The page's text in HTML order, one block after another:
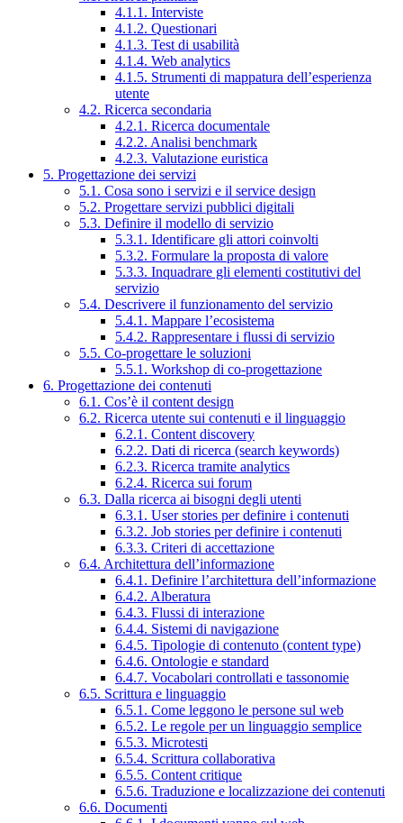
4.1.1. Interviste
4.1.2. Questionari
4.1.3. Test di usabilità
4.1.4. Web analytics
4.1.5. Strumenti di mappatura dell’esperienza
utente
4.2. Ricerca secondaria
4.2.1. Ricerca documentale
4.2.2. Analisi benchmark
4.2.3. Valutazione euristica
5. Progettazione dei servizi
5.1. Cosa sono i servizi e il service design
5.2. Progettare servizi pubblici digitali
5.3. Definire il modello di servizio
5.3.1. Identificare gli attori coinvolti
5.3.2. Formulare la proposta di valore
5.3.3. Inquadrare gli elementi costitutivi del
servizio
5.4. Descrivere il funzionamento del servizio
5.4.1. Mappare l’ecosistema
5.4.2. Rappresentare i flussi di servizio
5.5. Co-progettare le soluzioni
5.5.1. Workshop di co-progettazione
6. Progettazione dei contenuti
6.1. Cos’è il content design
6.2. Ricerca utente sui contenuti e il linguaggio
6.2.1. Content discovery
6.2.2. Dati di ricerca (search keywords)
6.2.3. Ricerca tramite analytics
6.2.4. Ricerca sui forum
6.3. Dalla ricerca ai bisogni degli utenti
6.3.1. User stories per definire i contenuti
6.3.2. Job stories per definire i contenuti
6.3.3. Criteri di accettazione
6.4. Architettura dell’informazione
6.4.1. Definire l’architettura dell’informazione
6.4.2. Alberatura
6.4.3. Flussi di interazione
6.4.4. Sistemi di navigazione
6.4.5. Tipologie di contenuto (content type)
6.4.6. Ontologie e standard
6.4.7. Vocabolari controllati e tassonomie
6.5. Scrittura e linguaggio
6.5.1. Come leggono le persone sul web
6.5.2. Le regole per un linguaggio semplice
6.5.3. Microtesti
6.5.4. Scrittura collaborativa
6.5.5. Content critique
6.5.6. Traduzione e localizzazione dei contenuti
6.6. Documenti